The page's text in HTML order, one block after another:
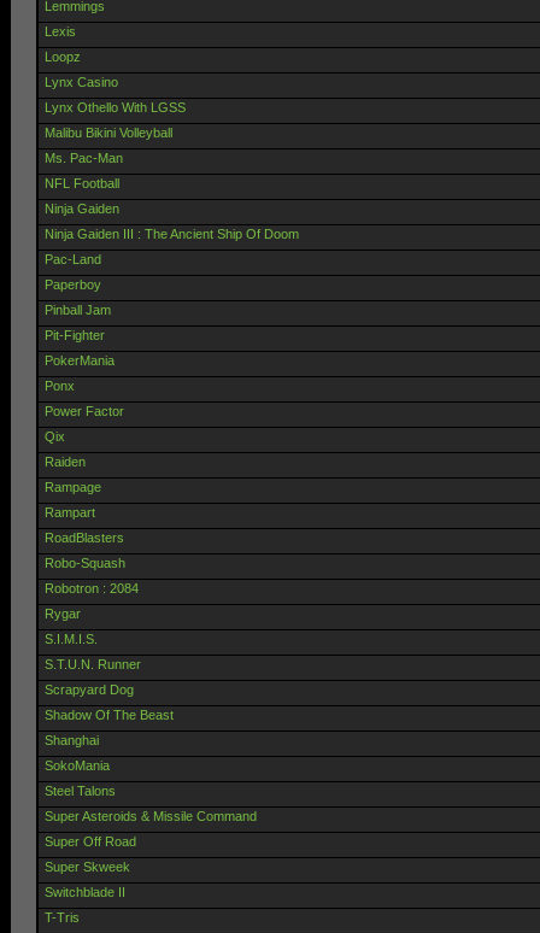
Lemmings
Lexis
Loopz
Lynx Casino
Lynx Othello With LGSS
Malibu Bikini Volleyball
Ms. Pac-Man
NFL Football
Ninja Gaiden
Ninja Gaiden III : The Ancient Ship Of Doom
Pac-Land
Paperboy
Pinball Jam
Pit-Fighter
PokerMania
Ponx
Power Factor
Qix
Raiden
Rampage
Rampart
RoadBlasters
Robo-Squash
Robotron : 2084
Rygar
S.I.M.I.S.
S.T.U.N. Runner
Scrapyard Dog
Shadow Of The Beast
Shanghai
SokoMania
Steel Talons
Super Asteroids & Missile Command
Super Off Road
Super Skweek
Switchblade II
T-Tris